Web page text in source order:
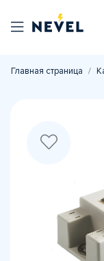
Главная страница